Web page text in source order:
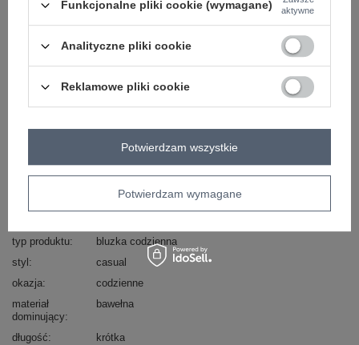
skład materiału : 100% bawełna
341-BZ-5267.05
Marka
RUE PARIS
gładki
typ produktu
bluzka codzienna
styl
casual
okazja
codzienne
materiał
dominujący
bawełna
długość
krótka
Funkcjonalne pliki cookie (wymagane)
aktywne
Analityczne pliki cookie
Reklamowe pliki cookie
Potwierdzam wymagane
Potwierdzam wszystkie